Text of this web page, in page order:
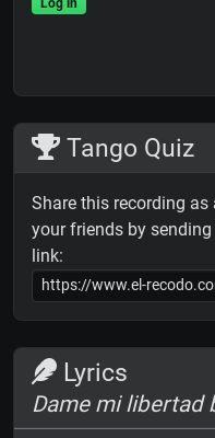
Tango Quiz
Share this recording as
your friends by
link:
Lyrics
Dame mi libertad